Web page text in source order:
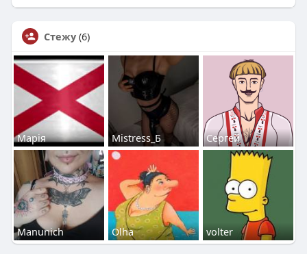
Стежу (6)
Марія Mistress_Б Сергей
Manunich Olha volter